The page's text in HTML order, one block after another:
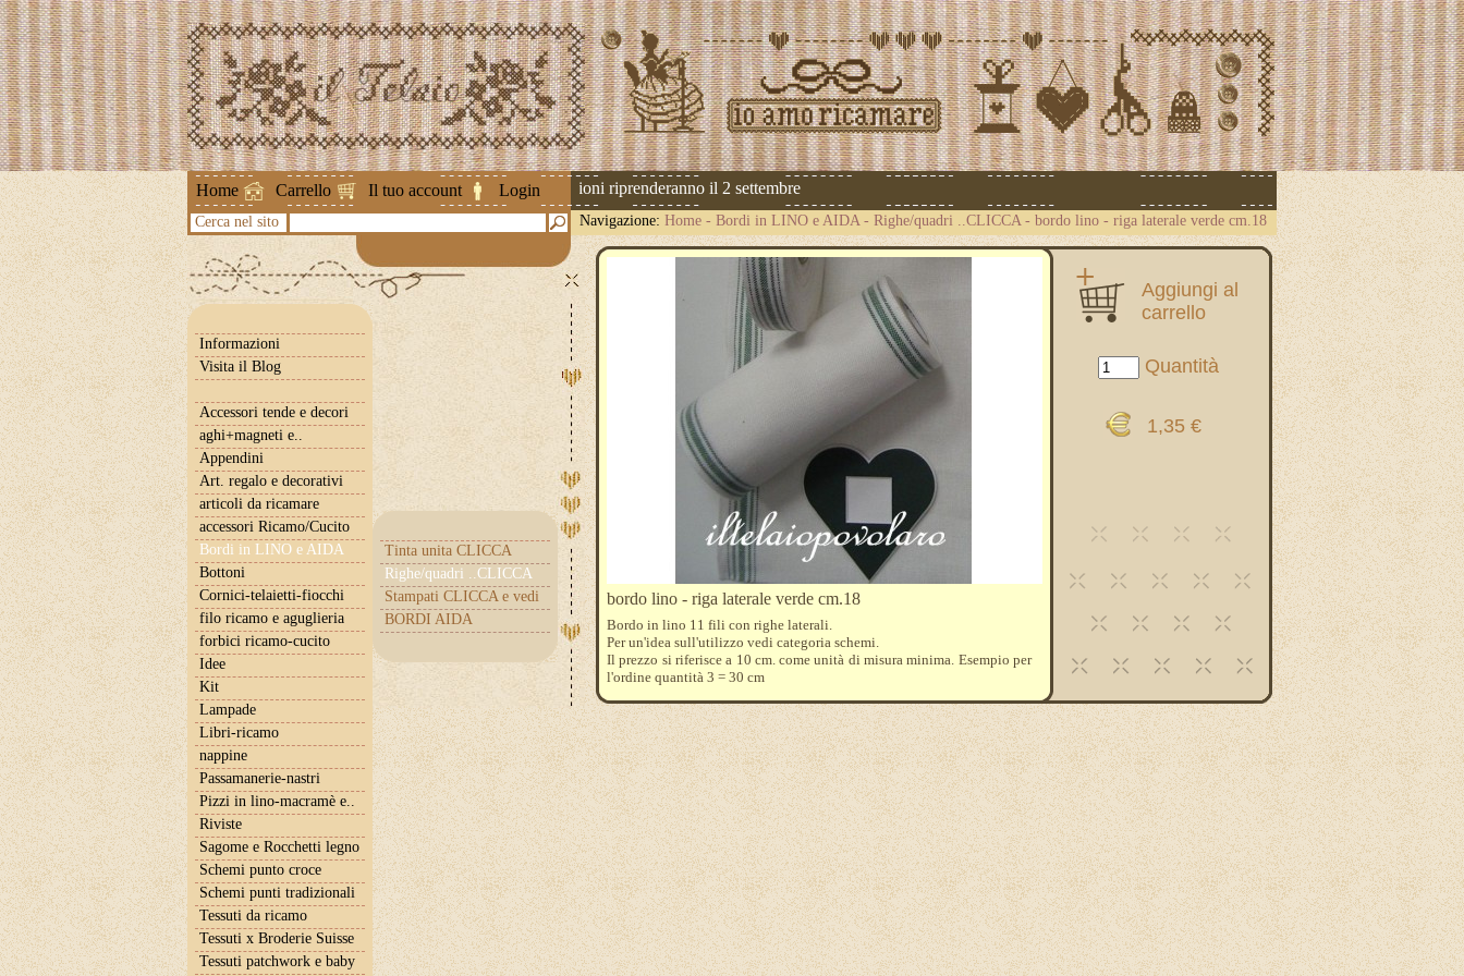
Home Carrello Il tuo account Login
Attenzione ! Le spedizioni riprenderanno il 2 settembre
Cerca nel sito Navigazione: Home - Bordi in LINO e AIDA- Righe/quadri ..CLICCA- bordo lino - riga laterale verde cm.18
Informazioni
Visita il Blog
Accessori tende e decori
aghi+magneti e..
Appendini
Art. regalo e decorativi
articoli da ricamare
accessori Ricamo/Cucito
Bordi in LINO e AIDA
Tinta unita CLICCA
Righe/quadri ..CLICCA
Stampati CLICCA e vedi
BORDI AIDA
Bottoni
Cornici-telaietti-fiocchi
filo ricamo e aguglieria
forbici ricamo-cucito
Idee
Kit
Lampade
Libri-ricamo
nappine
Passamanerie-nastri
Pizzi in lino-macramè e..
Riviste
Sagome e Rocchetti legno
Schemi punto croce
Schemi punti tradizionali
Tessuti da ricamo
Tessuti x Broderie Suisse
Tessuti patchwork e baby
Aggiungi al
carrello
Quantità
1,35 €
bordo lino - riga laterale verde cm.18
Bordo in lino 11 fili con righe laterali.
Per un'idea sull'utilizzo vedi categoria schemi.
Il prezzo si riferisce a 10 cm. come unità di misura minima. Esempio per
l'ordine quantità 3 = 30 cm